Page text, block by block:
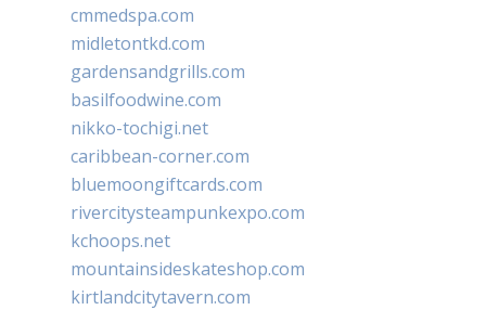
cmmedspa.com
midletontkd.com
gardensandgrills.com
basilfoodwine.com
nikko-tochigi.net
caribbean-corner.com
bluemoongiftcards.com
rivercitysteampunkexpo.com
kchoops.net
mountainsideskateshop.com
kirtlandcitytavern.com